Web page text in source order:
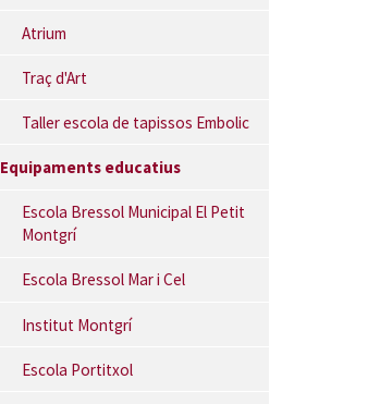
Atrium
Traç d'Art
Taller escola de tapissos Embolic
Equipaments educatius
Escola Bressol Municipal El Petit
Montgrí
Escola Bressol Mar i Cel
Institut Montgrí
Escola Portitxol